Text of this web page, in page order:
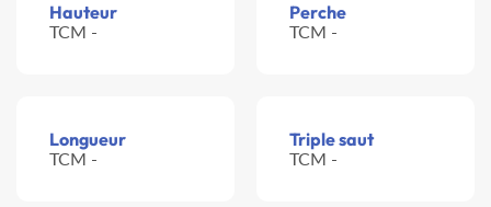
Hauteur
TCM -
Perche
TCM -
Longueur
TCM -
Triple saut
TCM -